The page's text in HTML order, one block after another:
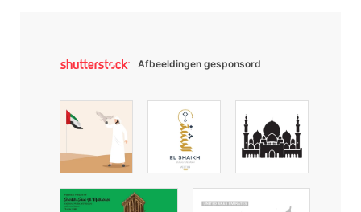
Afbeeldingen gesponsord